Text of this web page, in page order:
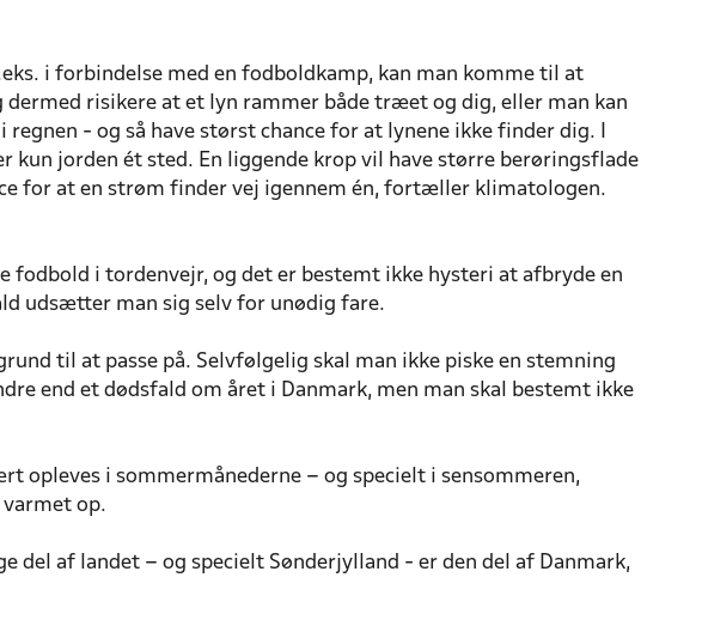
i forbindelse med en fodboldkamp, kan man komme til at
risikere at et lyn rammer både træet og dig, eller man kan
- og så have størst chance for at lynene ikke finder dig. I
kun jorden ét sted. En liggende krop vil have større berøringsflade
for at en strøm finder vej igennem én, fortæller klimatologen.
i tordenvejr, og det er bestemt ikke hysteri at afbryde en
udsætter man sig selv for unødig fare.
til at passe på. Selvfølgelig skal man ikke piske en stemning
end et dødsfald om året i Danmark, men man skal bestemt ikke
opleves i sommermånederne – og specielt i sensommeren,
op.
del af landet – og specielt Sønderjylland - er den del af Danmark,